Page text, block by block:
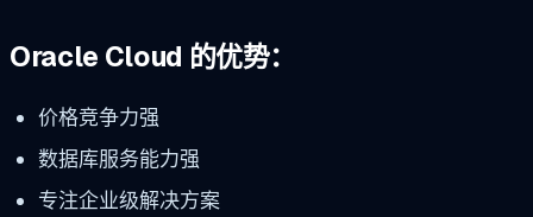
Oracle Cloud 的优势：
价格竞争力强
数据库服务能力强
专注企业级解决方案